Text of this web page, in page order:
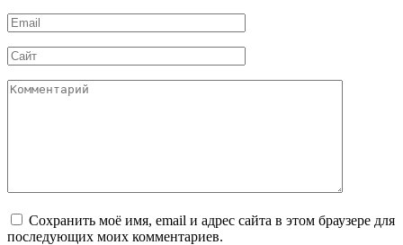
Email
*
Сайт
Комментарий
Сохранить моё имя, email и адрес сайта в этом браузере для
последующих моих комментариев.